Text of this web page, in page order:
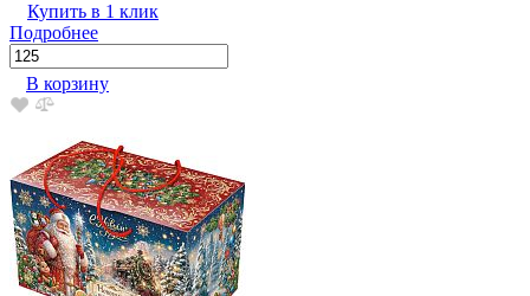
Купить в 1 клик
Подробнее
В корзину